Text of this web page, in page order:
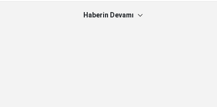
Haberin Devamı